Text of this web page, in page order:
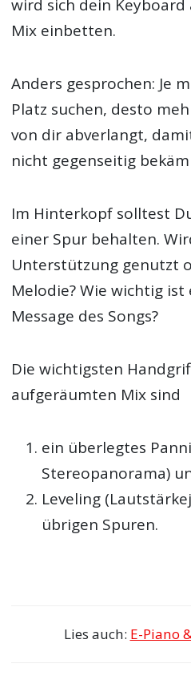
wird sich dein
Mix einbetten.
Anders gesprochen: Je
Platz suchen, desto
von dir abverlangt,
nicht gegenseitig
Im Hinterkopf solltest
einer Spur behalten.
Unterstützung genutzt
Melodie? Wie wichtig
Message des Songs?
Die wichtigsten
aufgeräumten Mix sind
ein überlegtes
Stereopanorama)
Leveling
übrigen Spuren.
Lies auch: E-Piano